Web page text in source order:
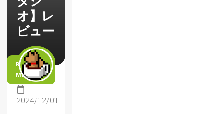
オ】レ
ビュー
READ
MORE
2024/12/01